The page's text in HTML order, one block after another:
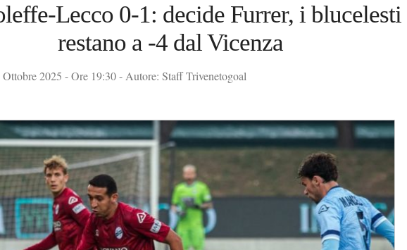
Lecco 0-1: decide Furrer, i blucelesti
restano a -4 dal Vicenza
2025 - Ore 19:30 - Autore: Staff Trivenetogoal